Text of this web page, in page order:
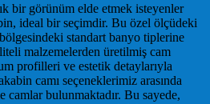
bir görünüm elde etmek isteyenler
ideal bir seçimdir. Bu özel ölçüdeki
standart banyo tiplerine
malzemelerden üretilmiş cam
profilleri ve estetik detaylarıyla
camı seçeneklerimiz arasında
camlar bulunmaktadır. Bu sayede,